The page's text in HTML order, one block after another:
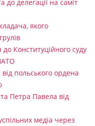
до делегації на саміт
якого
Конституційного суду
польського ордена
Петра Павела від
медіа через